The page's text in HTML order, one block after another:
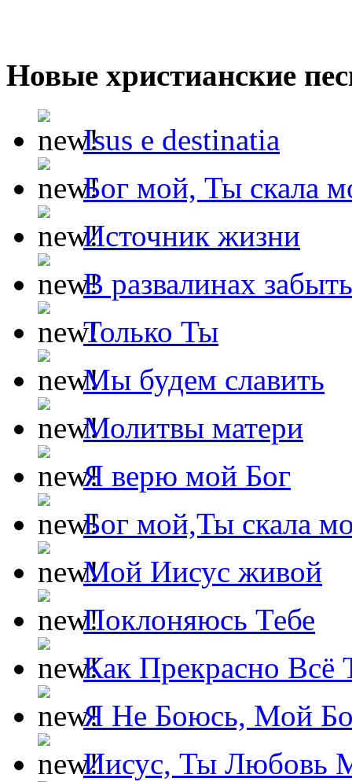
Новые христианские
Isus e destinatia
Бог мой, Ты скала
Источник жизни
В развалинах
Только Ты
Мы будем славить
Молитвы матери
Я верю мой Бог
Бог мой,Ты скала
Мой Иисус живой
Поклоняюсь Тебе
Как Прекрасно Всё
Я Не Боюсь, Мой
Иисус, Ты Любовь